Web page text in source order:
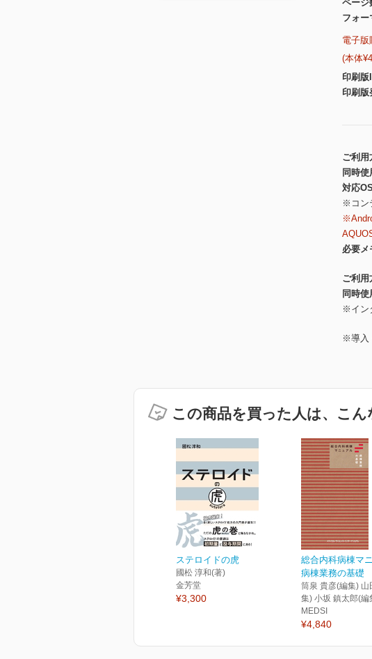
ページ
フォー
電子版
(本体
印刷版
印刷版
ご利用
同時
対応OS
※コン
必要メ
ご利用
同時
※イン
※導入
この商品を買った人は、こん
ステロイドの虎
國松 淳和(著)
金芳堂
¥3,300
総合内科病棟マ
病棟業務の基礎
筒泉 貴彦(編集) 山
集) 小坂 鎮太郎(編
MEDSI
¥4,840